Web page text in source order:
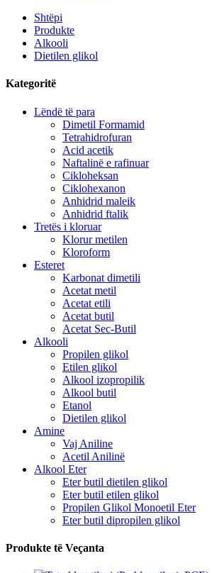
Shtëpi
Produkte
Alkooli
Dietilen glikol
Kategoritë
Lëndë të para
Dimetil Formamid
Tetrahidrofuran
Acid acetik
Naftalinë e rafinuar
Cikloheksan
Ciklohexanon
Anhidrid maleik
Anhidrid ftalik
Tretës i kloruar
Klorur metilen
Kloroform
Esteret
Karbonat dimetili
Acetat metil
Acetat etili
Acetat butil
Acetat Sec-Butil
Alkooli
Propilen glikol
Etilen glikol
Alkool izopropilik
Alkool butil
Etanol
Dietilen glikol
Amine
Vaj Aniline
Acetil Anilinë
Alkool Eter
Eter butil dietilen glikol
Eter butil etilen glikol
Propilen Glikol Monoetil Eter
Eter butil dipropilen glikol
Produkte të Veçanta